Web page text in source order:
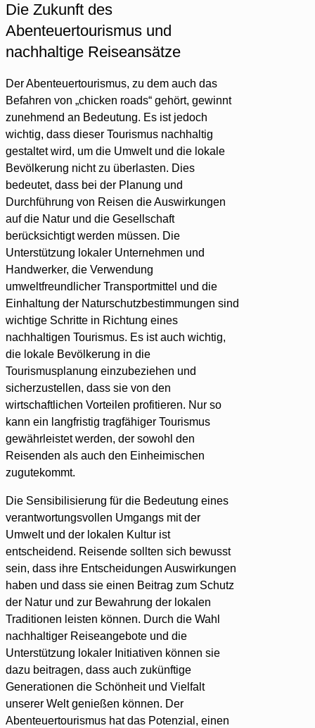
Die Zukunft des
Abenteuertourismus und
nachhaltige Reiseansätze
Der Abenteuertourismus, zu dem auch das
Befahren von „chicken roads“ gehört, gewinnt
zunehmend an Bedeutung. Es ist jedoch
wichtig, dass dieser Tourismus nachhaltig
gestaltet wird, um die Umwelt und die lokale
Bevölkerung nicht zu überlasten. Dies
bedeutet, dass bei der Planung und
Durchführung von Reisen die Auswirkungen
auf die Natur und die Gesellschaft
berücksichtigt werden müssen. Die
Unterstützung lokaler Unternehmen und
Handwerker, die Verwendung
umweltfreundlicher Transportmittel und die
Einhaltung der Naturschutzbestimmungen sind
wichtige Schritte in Richtung eines
nachhaltigen Tourismus. Es ist auch wichtig,
die lokale Bevölkerung in die
Tourismusplanung einzubeziehen und
sicherzustellen, dass sie von den
wirtschaftlichen Vorteilen profitieren. Nur so
kann ein langfristig tragfähiger Tourismus
gewährleistet werden, der sowohl den
Reisenden als auch den Einheimischen
zugutekommt.
Die Sensibilisierung für die Bedeutung eines
verantwortungsvollen Umgangs mit der
Umwelt und der lokalen Kultur ist
entscheidend. Reisende sollten sich bewusst
sein, dass ihre Entscheidungen Auswirkungen
haben und dass sie einen Beitrag zum Schutz
der Natur und zur Bewahrung der lokalen
Traditionen leisten können. Durch die Wahl
nachhaltiger Reiseangebote und die
Unterstützung lokaler Initiativen können sie
dazu beitragen, dass auch zukünftige
Generationen die Schönheit und Vielfalt
unserer Welt genießen können. Der
Abenteuertourismus hat das Potenzial, einen